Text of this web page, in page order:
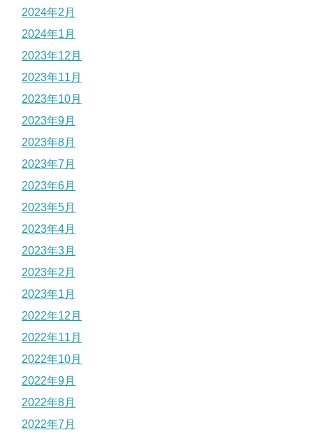
2024年2月
2024年1月
2023年12月
2023年11月
2023年10月
2023年9月
2023年8月
2023年7月
2023年6月
2023年5月
2023年4月
2023年3月
2023年2月
2023年1月
2022年12月
2022年11月
2022年10月
2022年9月
2022年8月
2022年7月